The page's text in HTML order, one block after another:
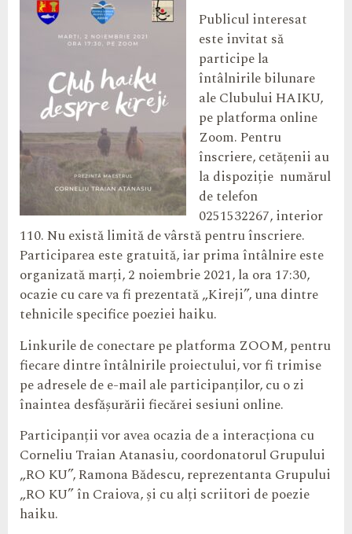
Publicul interesat
este invitat să
participe la
întâlnirile bilunare
ale Clubului HAIKU,
pe platforma online
Zoom. Pentru
înscriere, cetățenii au
la dispoziție numărul
de telefon
0251532267, interior
110. Nu există limită de vârstă pentru înscriere.
Participarea este gratuită, iar prima întâlnire este
organizată marți, 2 noiembrie 2021, la ora 17:30,
ocazie cu care va fi prezentată „Kireji”, una dintre
tehnicile specifice poeziei haiku.
Linkurile de conectare pe platforma ZOOM, pentru
fiecare dintre întâlnirile proiectului, vor fi trimise
pe adresele de e-mail ale participanților, cu o zi
înaintea desfășurării fiecărei sesiuni online.
Participanții vor avea ocazia de a interacționa cu
Corneliu Traian Atanasiu, coordonatorul Grupului
„RO KU”, Ramona Bădescu, reprezentanta Grupului
„RO KU” în Craiova, și cu alți scriitori de poezie
haiku.